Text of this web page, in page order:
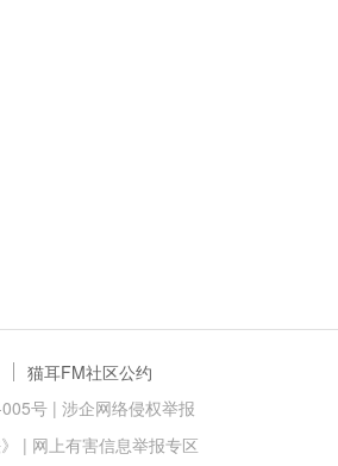
猫耳FM社区公约
号 | 涉企网络侵权举报
| 网上有害信息举报专区